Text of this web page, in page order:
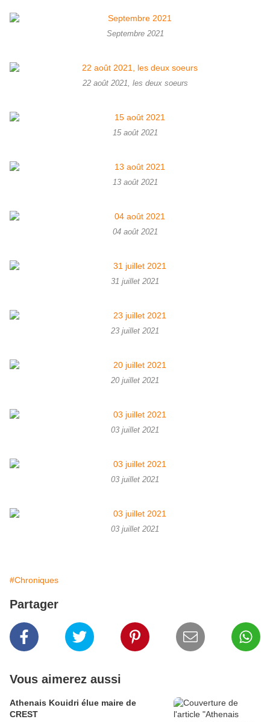
Septembre 2021
22 août 2021, les deux soeurs
15 août 2021
13 août 2021
04 août 2021
31 juillet 2021
23 juillet 2021
20 juillet 2021
03 juillet 2021
03 juillet 2021
03 juillet 2021
#Chroniques
Partager
Vous aimerez aussi
Athenais Kouidri élue maire de
CREST